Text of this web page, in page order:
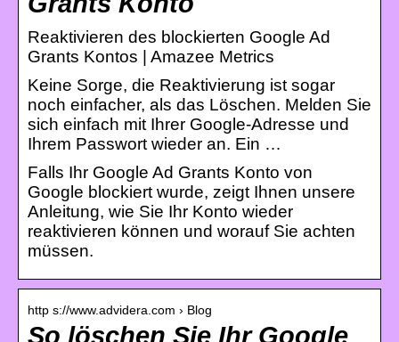
Reaktivieren des blockierten Google Ad
Grants Kontos | Amazee Metrics
Keine Sorge, die Reaktivierung ist sogar
noch einfacher, als das Löschen. Melden Sie
sich einfach mit Ihrer Google-Adresse und
Ihrem Passwort wieder an. Ein …
Falls Ihr Google Ad Grants Konto von
Google blockiert wurde, zeigt Ihnen unsere
Anleitung, wie Sie Ihr Konto wieder
reaktivieren können und worauf Sie achten
müssen.
http s://www.advidera.com › Blog
So löschen Sie Ihr Google